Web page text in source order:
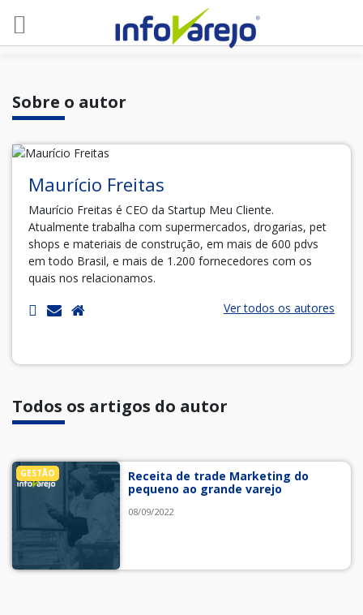
Sobre o autor
Maurício Freitas
Maurício Freitas é CEO da Startup Meu Cliente.
Atualmente trabalha com supermercados, drogarias, pet
shops e materiais de construção, em mais de 600 pdvs
em todo Brasil, e mais de 1.200 fornecedores com os
quais nos relacionamos.
Ver todos os autores
Todos os artigos do autor
GESTÃO
Receita de trade Marketing do
pequeno ao grande varejo
08/09/2022